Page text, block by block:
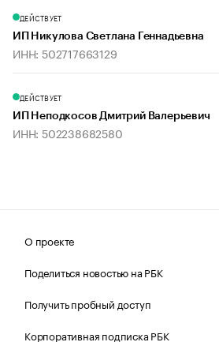
ДЕЙСТВУЕТ
ИП Никулова Светлана Геннадьевна
ИНН: 502717663129
ДЕЙСТВУЕТ
ИП Неподкосов Дмитрий Валерьевич
ИНН: 502238682580
О проекте
Поделиться новостью на РБК
Получить пробный доступ
Корпоративная подписка РБК